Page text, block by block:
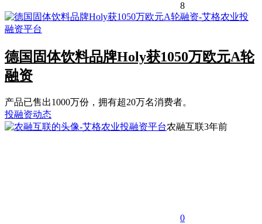
8
德国固体饮料品牌Holy获1050万欧元A轮
融资
产品已售出1000万份，拥有超20万名消费者。
投融资动态
农融互联3年前
0